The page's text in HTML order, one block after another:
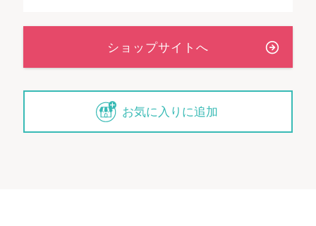
お気に入りに追加